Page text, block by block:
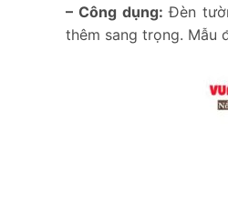
– Công dụng: Đèn
thêm sang trọng. Mẫu